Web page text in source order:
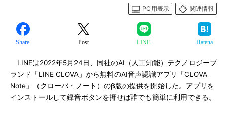
PC用表示
関連情報
Share Post LINE Hatena
LINEは2022年5月24日、同社のAI（人工知能）テクノロジーブ
ランド「LINE CLOVA」から無料のAI音声認識アプリ「CLOVA
Note」（クローバ・ノート）のβ版の提供を開始した。アプリを
インストールして録音ボタンを押せば誰でも簡単に利用できる。